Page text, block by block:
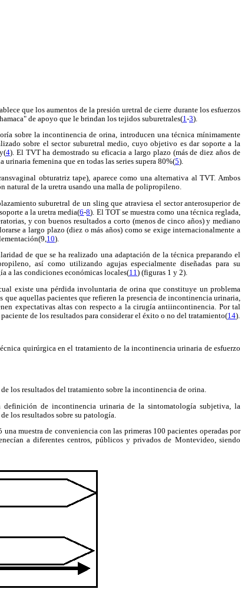
que los aumentos de la presión uretral de cierre durante los esfuerzos
de apoyo que le brindan los tejidos suburetrales(1 -3).
sobre la incontinencia de orina, introducen una técnica mínimamente
sobre el sector suburetral medio, cuyo objetivo es dar soporte a la
4). El TVT ha demostrado su eficacia a largo plazo (más de diez años de
femenina que en todas las series supera 80%(5).
obturatriz tape), aparece como una alternativa al TVT. Ambos
natural de la uretra usando una malla de polipropileno.
suburetral de un sling que atraviesa el sector anterosuperior de
a la uretra media(6-8). El TOT se muestra como una técnica reglada,
y con buenos resultados a corto (menos de cinco años) y mediano
a largo plazo (diez o más años) como se exige internacionalmente a
10).
de que se ha realizado una adaptación de la técnica preparando el
así como utilizando agujas especialmente diseñadas para su
a las condiciones económicas locales(11) (figuras 1 y 2).
existe una pérdida involuntaria de orina que constituye un problema
que aquellas pacientes que refieren la presencia de incontinencia urinaria,
expectativas altas con respecto a la cirugía antiincontinencia. Por tal
de los resultados para considerar el éxito o no del tratamiento(14).
quirúrgica en el tratamiento de la incontinencia urinaria de esfuerzo
los resultados del tratamiento sobre la incontinencia de orina.
de incontinencia urinaria de la sintomatología subjetiva, la
los resultados sobre su patología.
muestra de conveniencia con las primeras 100 pacientes operadas por
a diferentes centros, públicos y privados de Montevideo, siendo